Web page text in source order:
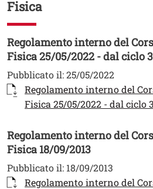
Fisica
Regolamento interno del
Fisica 25/05/2022 - dal ciclo
Pubblicato il:25/05/2022
Documento
Regolamento interno del
Fisica 25/05/2022 - dal ciclo
Regolamento interno del
Fisica 18/09/2013
Pubblicato il: 18/09/2013
Documento
Regolamento interno del